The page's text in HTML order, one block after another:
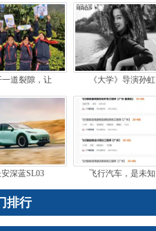
一道裂隙，让 《大学》导演孙虹
深蓝SL03 飞行汽车，是未知
排行